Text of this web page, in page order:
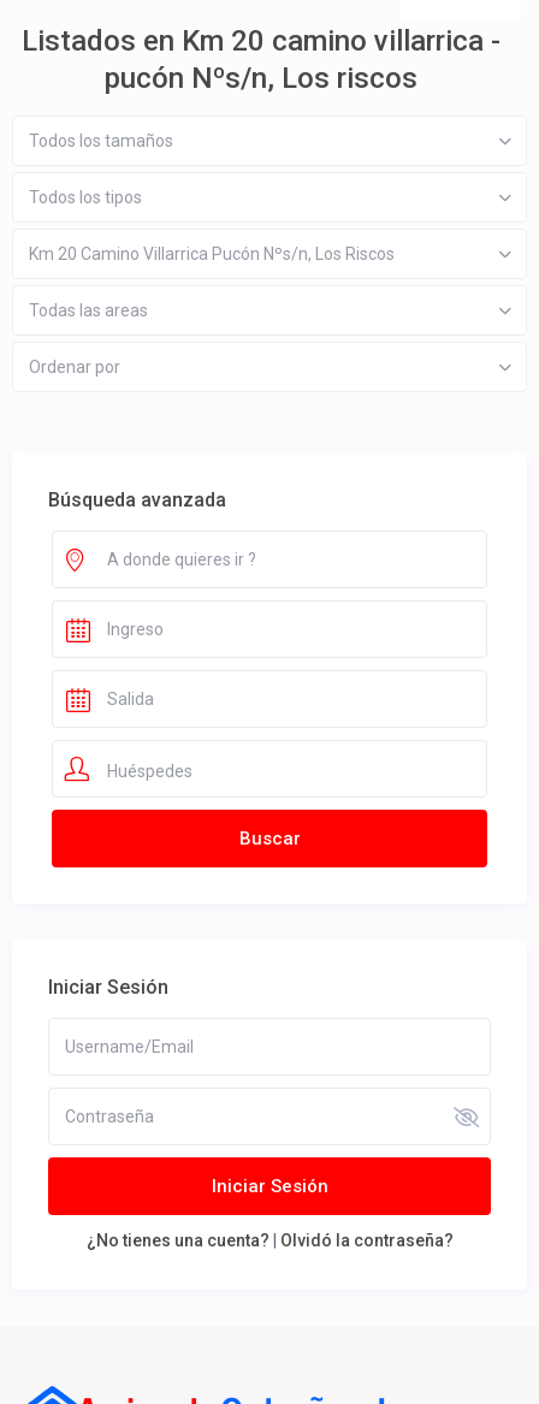
Listados en Km 20 camino villarrica -
pucón Nºs/n, Los riscos
Todos los tamaños
Todos los tipos
Km 20 Camino Villarrica Pucón Nºs/n, Los Riscos
Todas las areas
Ordenar por
Búsqueda avanzada
Huéspedes
Iniciar Sesión
Iniciar Sesión
¿No tienes una cuenta? Olvidó la contraseña?